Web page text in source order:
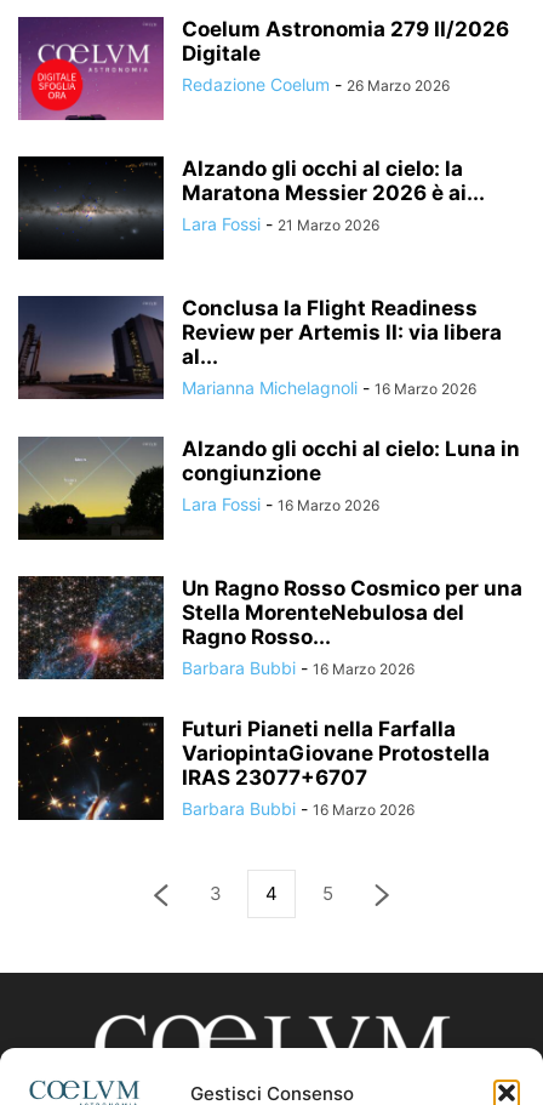
Gestisci Consenso
Coelum Astronomia 279 II/2026
Digitale
Redazione Coelum - 26 Marzo 2026
Alzando gli occhi al cielo: la
Maratona Messier 2026 è ai...
Lara Fossi - 21 Marzo 2026
Conclusa la Flight Readiness
Review per Artemis II: via libera
al...
Marianna Michelagnoli - 16 Marzo 2026
Alzando gli occhi al cielo: Luna in
congiunzione
Lara Fossi - 16 Marzo 2026
Un Ragno Rosso Cosmico per una
Stella MorenteNebulosa del
Ragno Rosso...
Barbara Bubbi - 16 Marzo 2026
Futuri Pianeti nella Farfalla
VariopintaGiovane Protostella
IRAS 23077+6707
Barbara Bubbi - 16 Marzo 2026
3 4 5